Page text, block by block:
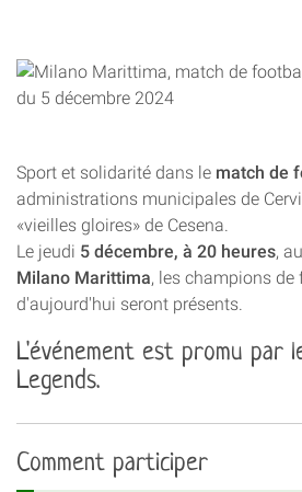
Sport et solidarité dans le match de
administrations municipales de
«vieilles gloires» de Cesena.
Le jeudi 5 décembre, à 20 heures,
Milano Marittima, les champions
d'aujourd'hui seront présents.
L'événement est promu par
Legends.
Comment participer